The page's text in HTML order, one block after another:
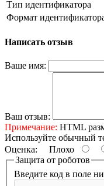
Тип идентификатора
Формат
Написать отзыв
Ваше имя:
Ваш отзыв:
Примечание: HTML
Используйте обычный
Оценка: Плохо
Защита от роботов
Введите код в поле